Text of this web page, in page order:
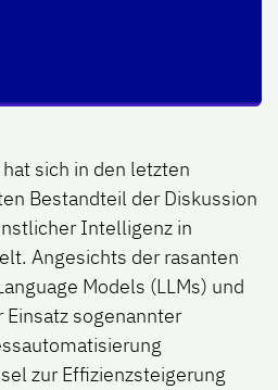
sich in den letzten
Bestandteil der Diskussion
Intelligenz in
Angesichts der rasanten
Models (LLMs) und
sogenannter
zur Effizienzsteigerung